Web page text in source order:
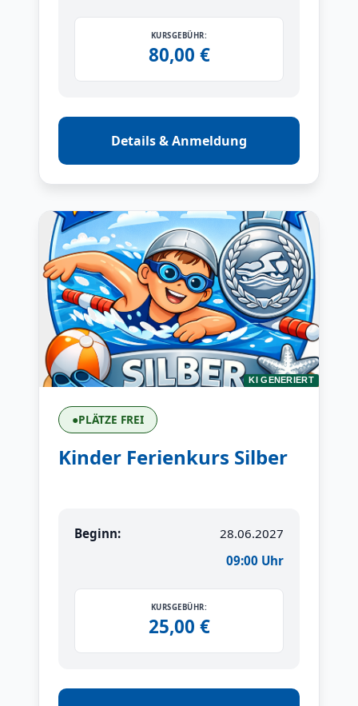
KURSGEBÜHR:
80,00 €
Details & Anmeldung
KI GENERIERT
●PLÄTZE FREI
Kinder Ferienkurs Silber
Beginn:
28.06.2027
09:00 Uhr
KURSGEBÜHR:
25,00 €